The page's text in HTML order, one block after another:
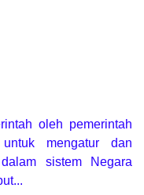
oleh pemerintah
mengatur dan
sistem Negara